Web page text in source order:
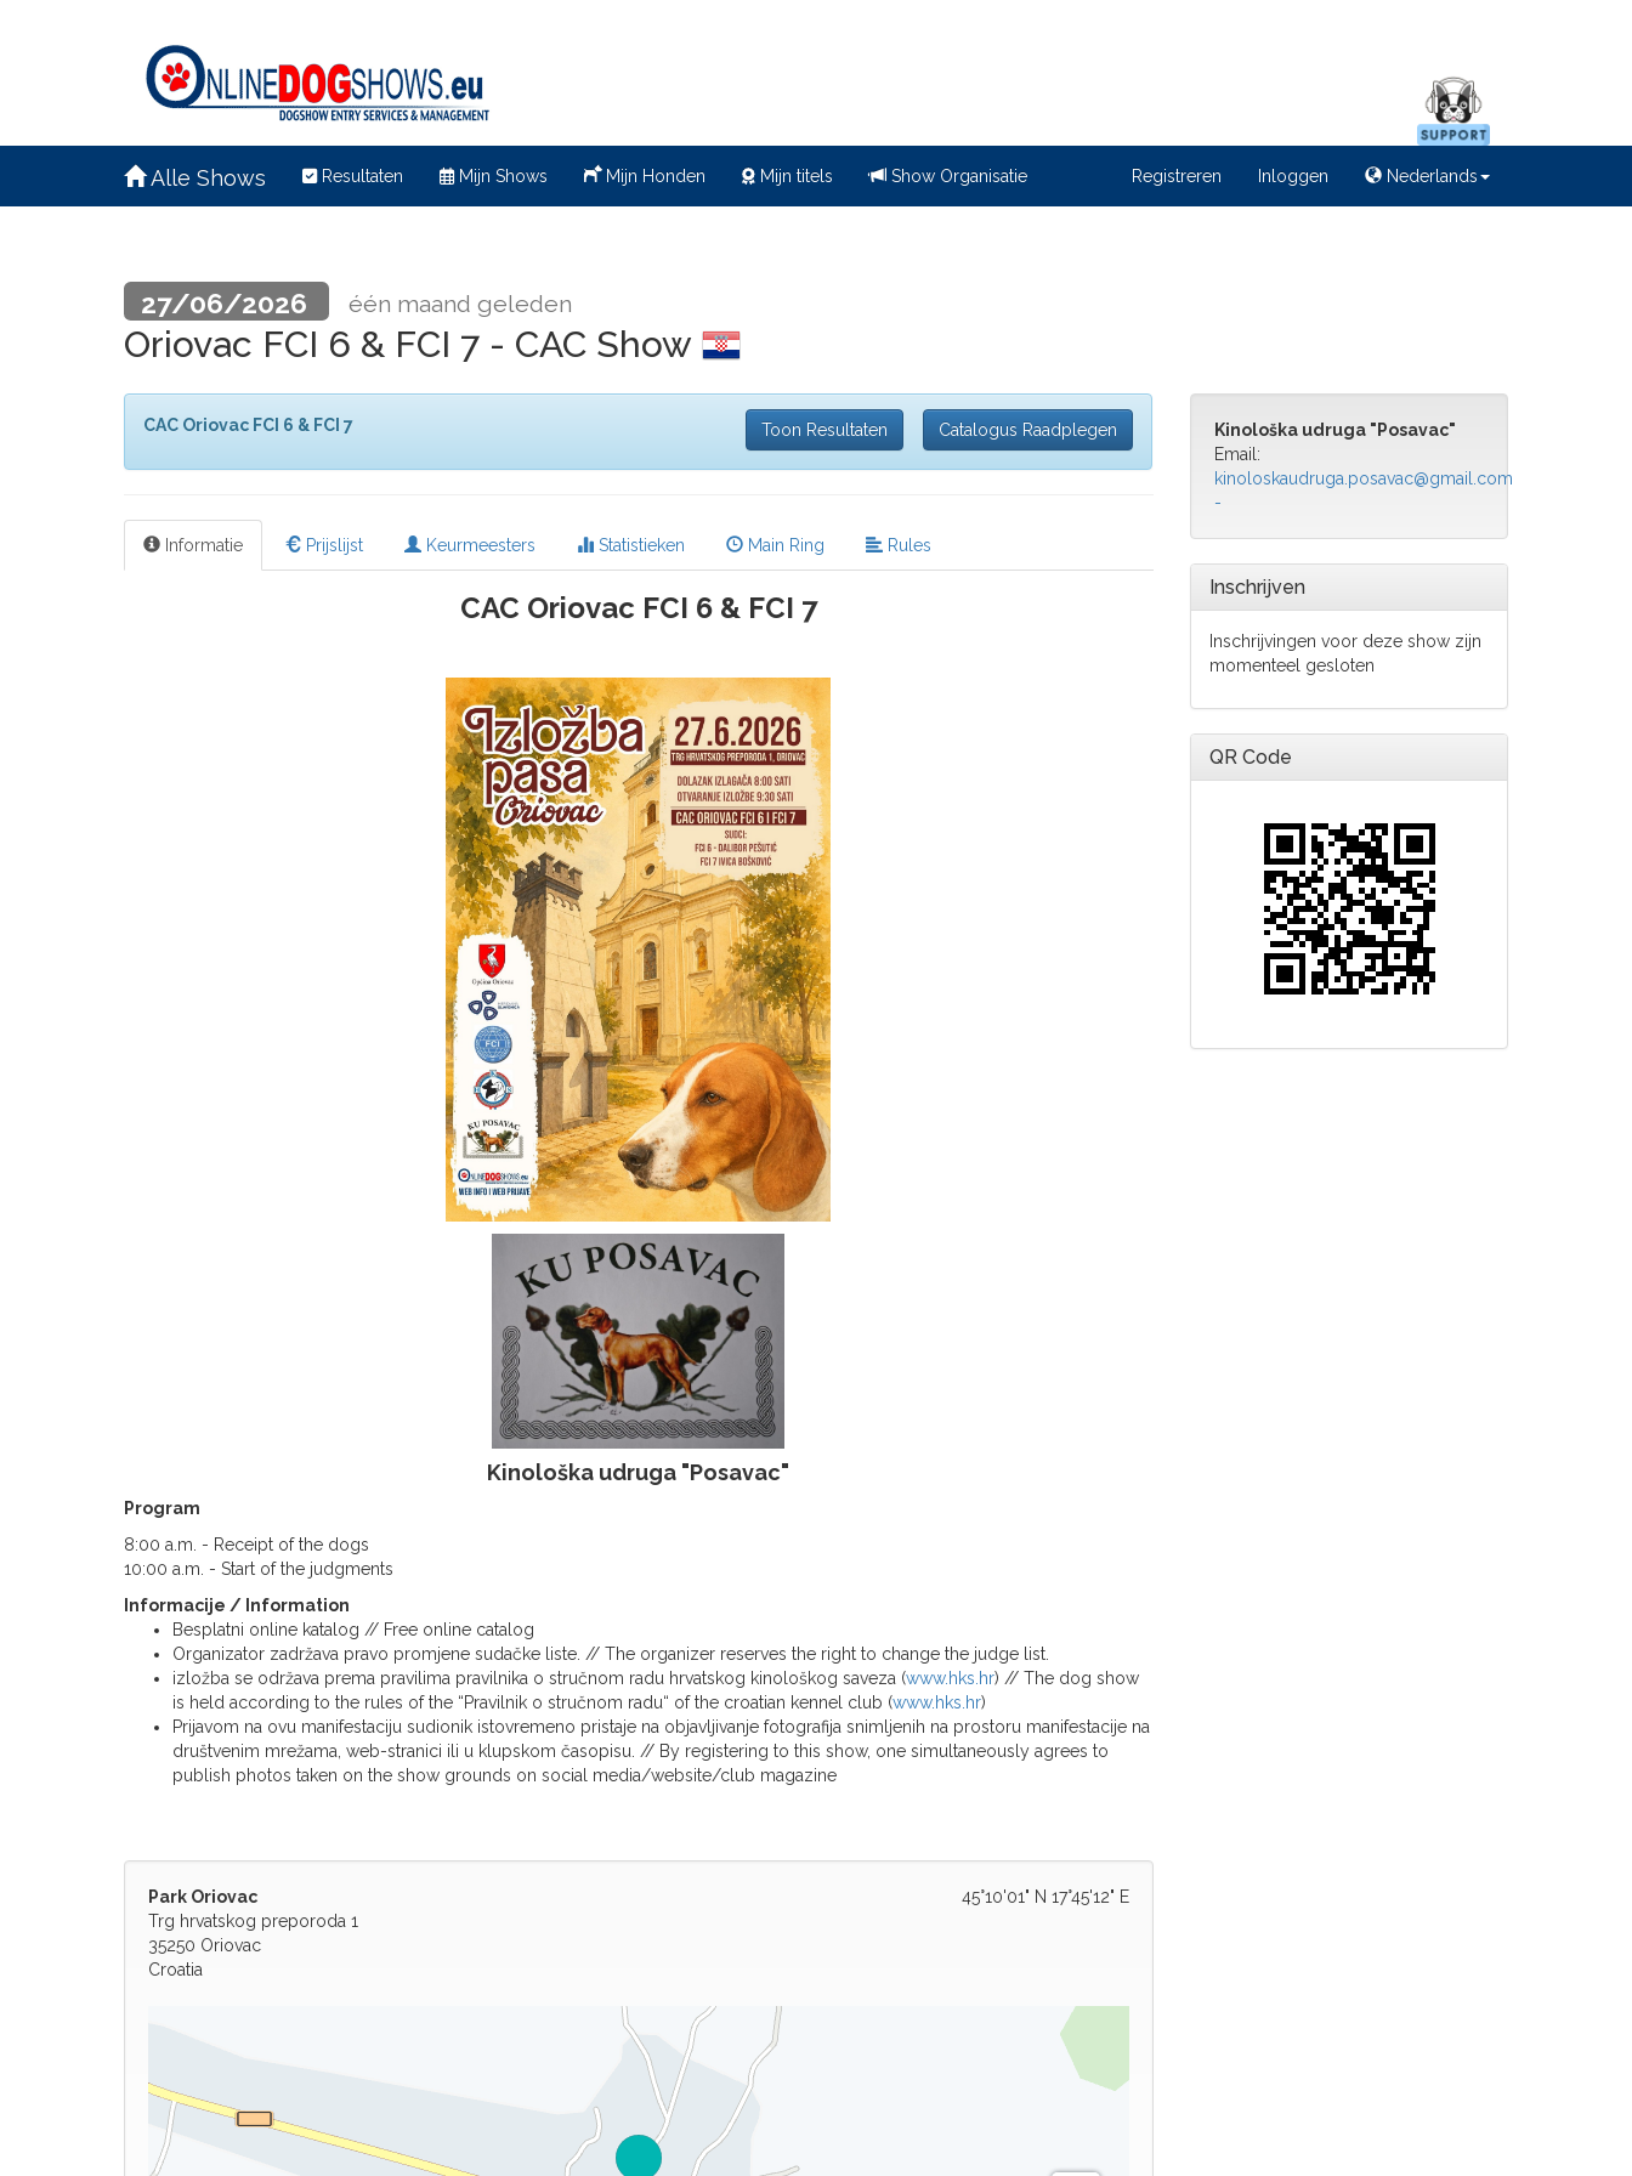
Alle Shows Resultaten Mijn Shows Mijn Honden Mijn titels Show Organisatie Registreren Inloggen Nederlands
27/06/2026 één maand geleden
Oriovac FCI 6 & FCI 7 - CAC Show
CAC Oriovac FCI 6 & FCI 7 Toon Resultaten Catalogus Raadplegen
Informatie Prijslijst Keurmeesters Statistieken Main Ring Rules
CAC Oriovac FCI 6 & FCI 7
Kinološka udruga "Posavac"
Program
8:00 a.m. - Receipt of the dogs
10:00 a.m. - Start of the judgments
Informacije / Information
Besplatni online katalog // Free online catalog
Organizator zadržava pravo promjene sudačke liste. // The organizer reserves the right to change the judge list.
izložba se održava prema pravilima pravilnika o stručnom radu hrvatskog kinološkog saveza (www.hks.hr) // The dog show
is held according to the rules of the “Pravilnik o stručnom radu“ of the croatian kennel club (www.hks.hr)
Prijavom na ovu manifestaciju sudionik istovremeno pristaje na objavljivanje fotografija snimljenih na prostoru manifestacije na
društvenim mrežama, web-stranici ili u klupskom časopisu. // By registering to this show, one simultaneously agrees to
publish photos taken on the show grounds on social media/website/club magazine
45°10'01" N 17°45'12" E
Park Oriovac
Trg hrvatskog preporoda 1
35250 Oriovac
Croatia
Kinološka udruga "Posavac"
Email:
kinoloskaudruga.posavac@gmail.com
-
Inschrijven
Inschrijvingen voor deze show zijn
momenteel gesloten
QR Code